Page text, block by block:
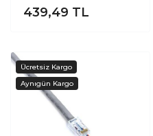
Konnektör
439,49 TL